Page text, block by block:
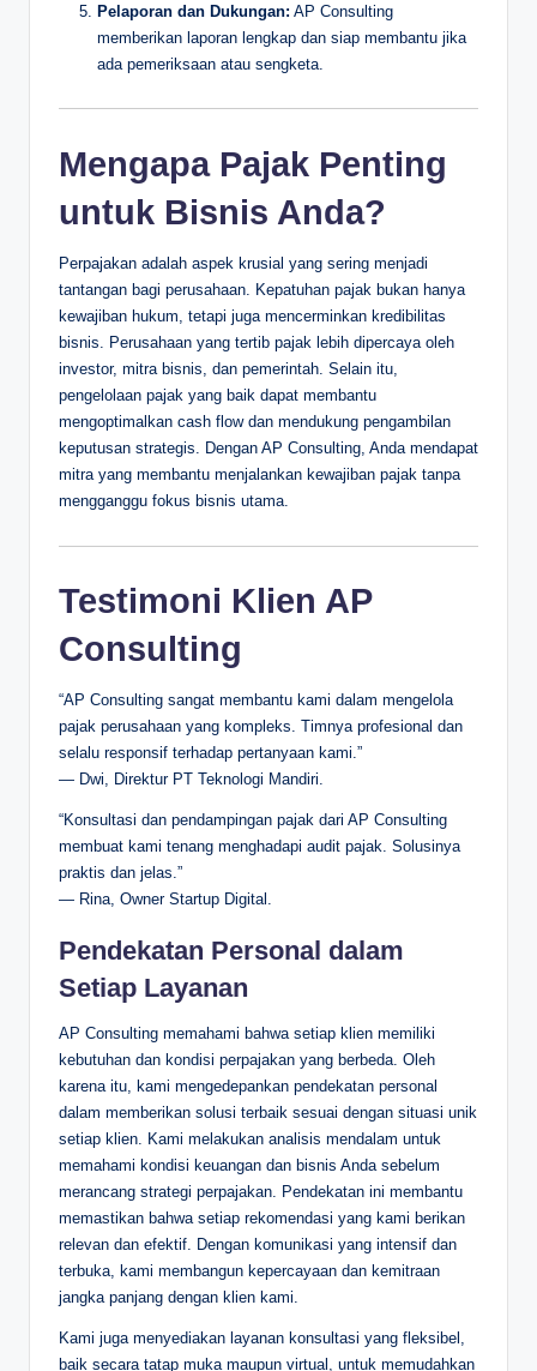
Pelaporan dan Dukungan: AP Consulting
memberikan laporan lengkap dan siap membantu jika
ada pemeriksaan atau sengketa.
Mengapa Pajak Penting
untuk Bisnis Anda?
Perpajakan adalah aspek krusial yang sering menjadi
tantangan bagi perusahaan. Kepatuhan pajak bukan hanya
kewajiban hukum, tetapi juga mencerminkan kredibilitas
bisnis. Perusahaan yang tertib pajak lebih dipercaya oleh
investor, mitra bisnis, dan pemerintah. Selain itu,
pengelolaan pajak yang baik dapat membantu
mengoptimalkan cash flow dan mendukung pengambilan
keputusan strategis. Dengan AP Consulting, Anda mendapat
mitra yang membantu menjalankan kewajiban pajak tanpa
mengganggu fokus bisnis utama.
Testimoni Klien AP
Consulting
“AP Consulting sangat membantu kami dalam mengelola
pajak perusahaan yang kompleks. Timnya profesional dan
selalu responsif terhadap pertanyaan kami.”
— Dwi, Direktur PT Teknologi Mandiri.
“Konsultasi dan pendampingan pajak dari AP Consulting
membuat kami tenang menghadapi audit pajak. Solusinya
praktis dan jelas.”
— Rina, Owner Startup Digital.
Pendekatan Personal dalam
Setiap Layanan
AP Consulting memahami bahwa setiap klien memiliki
kebutuhan dan kondisi perpajakan yang berbeda. Oleh
karena itu, kami mengedepankan pendekatan personal
dalam memberikan solusi terbaik sesuai dengan situasi unik
setiap klien. Kami melakukan analisis mendalam untuk
memahami kondisi keuangan dan bisnis Anda sebelum
merancang strategi perpajakan. Pendekatan ini membantu
memastikan bahwa setiap rekomendasi yang kami berikan
relevan dan efektif. Dengan komunikasi yang intensif dan
terbuka, kami membangun kepercayaan dan kemitraan
jangka panjang dengan klien kami.
Kami juga menyediakan layanan konsultasi yang fleksibel,
baik secara tatap muka maupun virtual, untuk memudahkan